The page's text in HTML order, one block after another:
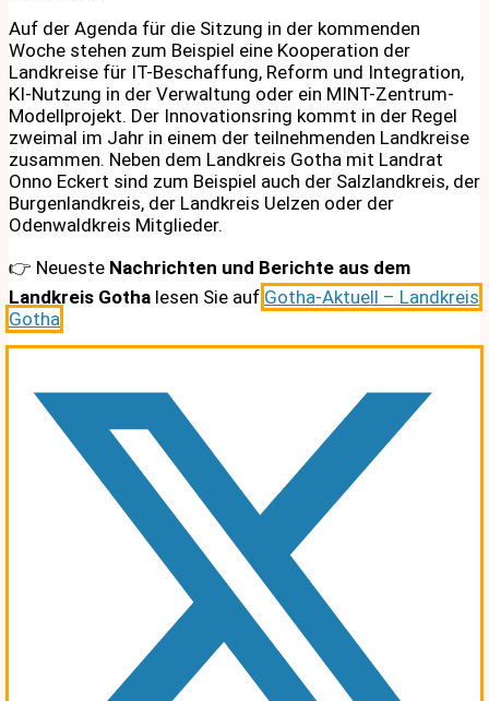
Auf der Agenda für die Sitzung in der kommenden
Woche stehen zum Beispiel eine Kooperation der
Landkreise für IT-Beschaffung, Reform und Integration,
KI-Nutzung in der Verwaltung oder ein MINT-Zentrum-
Modellprojekt. Der Innovationsring kommt in der Regel
zweimal im Jahr in einem der teilnehmenden Landkreise
zusammen. Neben dem Landkreis Gotha mit Landrat
Onno Eckert sind zum Beispiel auch der Salzlandkreis, der
Burgenlandkreis, der Landkreis Uelzen oder der
Odenwaldkreis Mitglieder.
👉 Neueste Nachrichten und Berichte aus dem
Landkreis Gotha lesen Sie auf Gotha-Aktuell – Landkreis
Gotha